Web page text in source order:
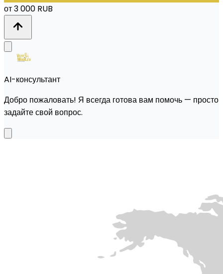
от 3 000 RUB
AI-консультант
Добро пожаловать! Я всегда готова вам помочь — просто
задайте свой вопрос.